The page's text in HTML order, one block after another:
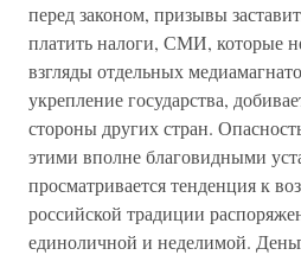
перед законом, призывы
платить налоги, СМИ, которые
взгляды отдельных
укрепление государства,
стороны других стран.
этими вполне благовидными
просматривается тенденция к
российской традиции
единоличной и неделимой.